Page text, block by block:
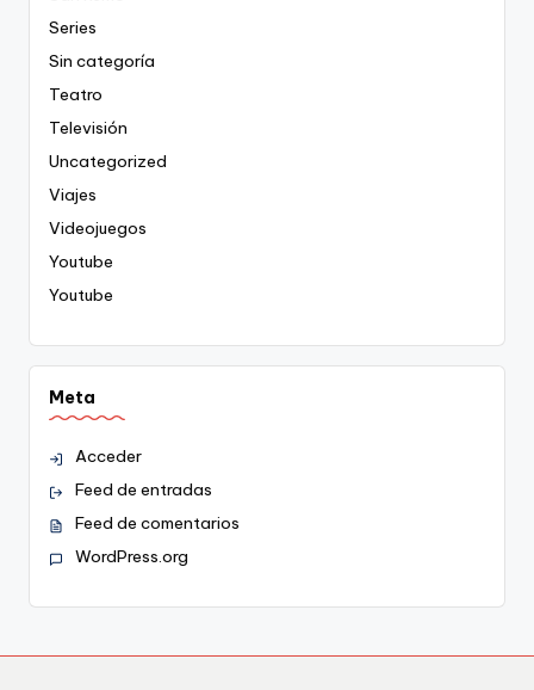
Series
Sin categoría
Teatro
Televisión
Uncategorized
Viajes
Videojuegos
Youtube
Youtube
Meta
Acceder
Feed de entradas
Feed de comentarios
WordPress.org